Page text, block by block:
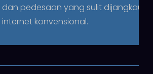
dan pedesaan yang sulit dijangkau
internet konvensional.